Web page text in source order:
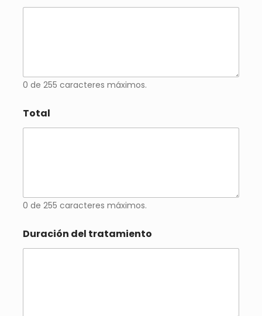
0 de 255 caracteres máximos.
Total
0 de 255 caracteres máximos.
Duración del tratamiento